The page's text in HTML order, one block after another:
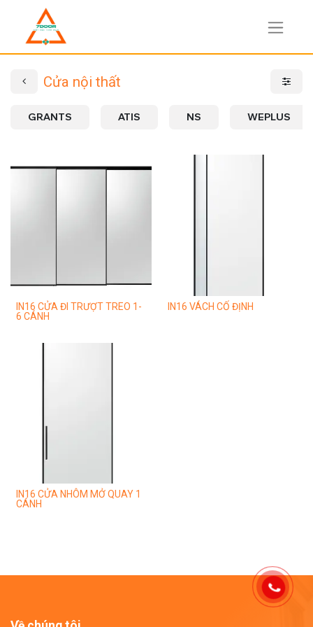
Cửa nội thất
GRANTS ATIS NS WEPLUS
IN16 CỬA ĐI TRƯỢT TREO 1-
6 CÁNH
IN16 VÁCH CỐ ĐỊNH
IN16 CỬA NHÔM MỞ QUAY 1
CÁNH